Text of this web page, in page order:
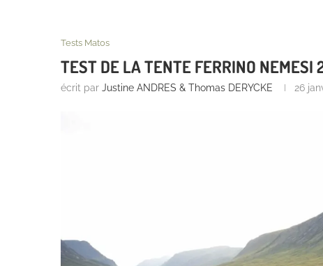
Tests Matos
TEST DE LA TENTE FERRINO NEMESI
écrit par Justine ANDRES & Thomas DERYCKE 26